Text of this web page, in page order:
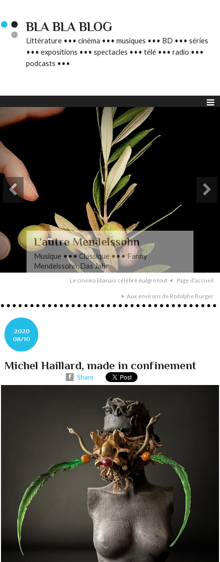
BLA BLA BLOG
Littérature ••• cinéma ••• musiques ••• BD ••• séries
••• expositions ••• spectacles ••• télé ••• radio •••
podcasts •••
L’autre Mendelssohn
Musique ••• Classique ••• Fanny
Mendelssohn, Das Jahr
Le cinéma libanais célébré malgré tout Page d'accueil
Aux environs de Rodolphe Burger
2020
08/10
Michel Haillard, made in confinement
Share